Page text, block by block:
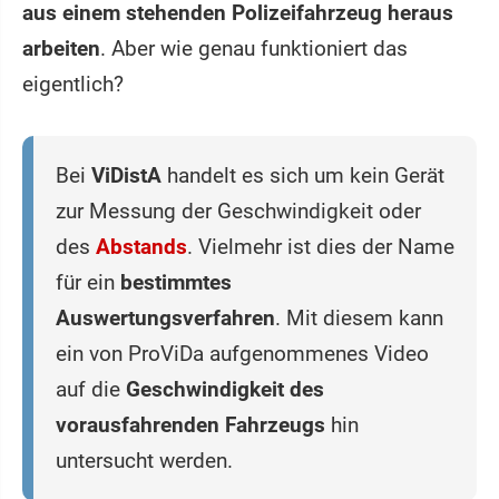
aus einem stehenden Polizeifahrzeug heraus
arbeiten. Aber wie genau funktioniert das
eigentlich?
Bei ViDistA handelt es sich um kein Gerät
zur Messung der Geschwindigkeit oder
des Abstands. Vielmehr ist dies der Name
für ein bestimmtes
Auswertungsverfahren. Mit diesem kann
ein von ProViDa aufgenommenes Video
auf die Geschwindigkeit des
vorausfahrenden Fahrzeugs hin
untersucht werden.